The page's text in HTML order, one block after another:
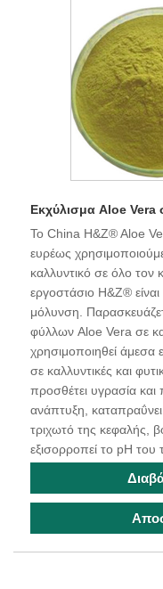
Εκχύλισμα Aloe Vera
Το China H&Z® Aloe
ευρέως
καλλυντικό σε όλο
εργοστάσιο H&Z®
μόλυνση.
φύλλων Aloe Vera σε
χρησιμοποιηθεί άμεσα
σε καλλυντικές και
προσθέτει υγρασία και
ανάπτυξη, καταπραΰνει
τριχωτό της κεφαλής,
εξισορροπεί το pH του